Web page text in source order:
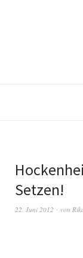
Setzen!
22. Juni 2012 von